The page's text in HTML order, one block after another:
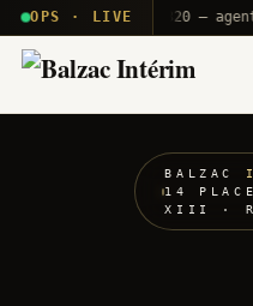
OPS · LIVE
T2E · B71 Push A320 — agent
BALZAC
14
XIII ·